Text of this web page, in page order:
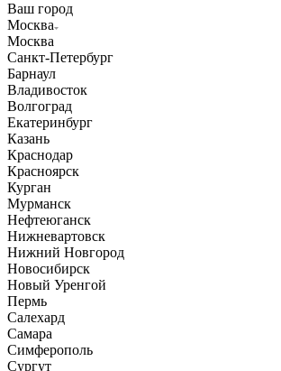
Ваш город
Москва
Москва
Санкт-Петербург
Барнаул
Владивосток
Волгоград
Екатеринбург
Казань
Краснодар
Красноярск
Курган
Мурманск
Нефтеюганск
Нижневартовск
Нижний Новгород
Новосибирск
Новый Уренгой
Пермь
Салехард
Самара
Симферополь
Сургут